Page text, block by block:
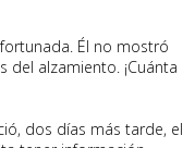
Él no mostró
alzamiento. ¡Cuánta
dos días más tarde, el